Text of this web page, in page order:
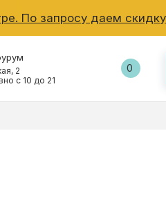
По запросу даем
2
с 10 до 21
0